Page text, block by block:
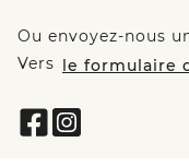
Ou envoyez-nous
Vers
le formulaire